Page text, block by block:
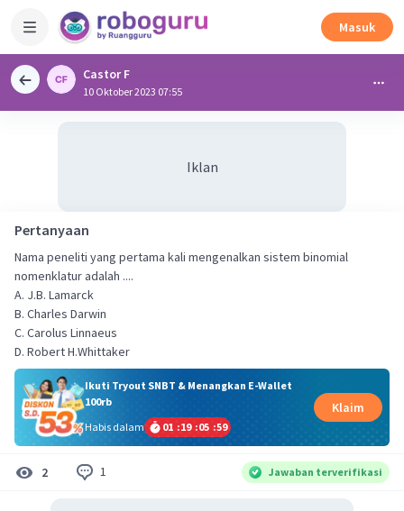
Masuk
Castor F
10 Oktober 2023 07:55
Iklan
Pertanyaan
Nama peneliti yang pertama kali mengenalkan sistem binomial
nomenklatur adalah ....
A. J.B. Lamarck
B. Charles Darwin
C. Carolus Linnaeus
D. Robert H.Whittaker
Ikuti Tryout SNBT & Menangkan E-Wallet
100rb
Habis dalam
01 :19 :05 :58
Klaim
2 1 Jawaban terverifikasi